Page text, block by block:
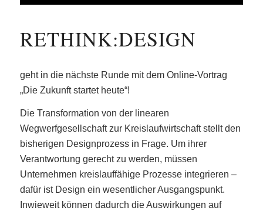
RETHINK:DESIGN
geht in die nächste Runde mit dem Online-Vortrag
„Die Zukunft startet heute“!
Die Transformation von der linearen
Wegwerfgesellschaft zur Kreislaufwirtschaft stellt den
bisherigen Designprozess in Frage. Um ihrer
Verantwortung gerecht zu werden, müssen
Unternehmen kreislauffähige Prozesse integrieren –
dafür ist Design ein wesentlicher Ausgangspunkt.
Inwieweit können dadurch die Auswirkungen auf